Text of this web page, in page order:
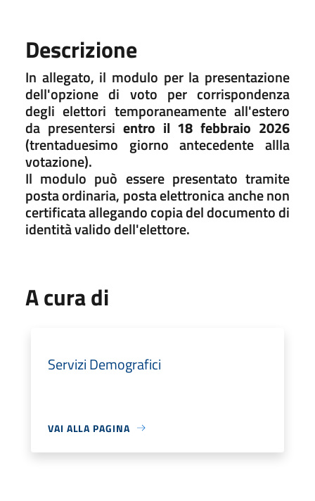
Descrizione
In allegato, il modulo per la presentazione
dell'opzione di voto per corrispondenza
degli elettori temporaneamente all'estero
da presentersi entro il 18 febbraio 2026
(trentaduesimo giorno antecedente allla
votazione).
Il modulo può essere presentato tramite
posta ordinaria, posta elettronica anche non
certificata allegando copia del documento di
identità valido dell'elettore.
A cura di
Servizi Demografici
VAI ALLA PAGINA